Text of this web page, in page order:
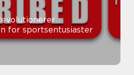
for sportsentusiaster